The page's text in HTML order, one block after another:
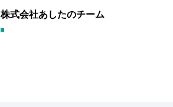
株式会社あしたのチーム